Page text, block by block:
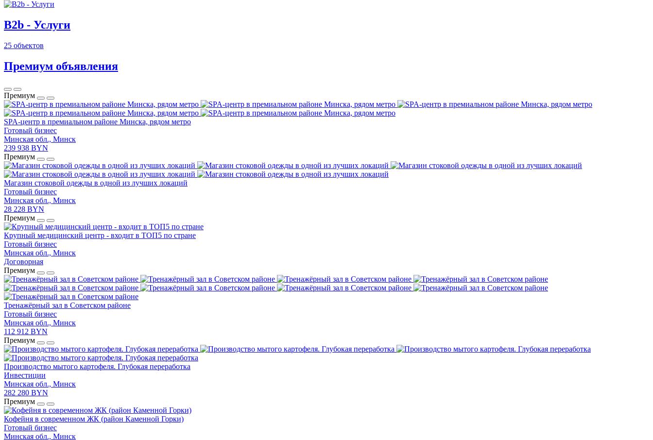
B2b - Услуги
25 объектов
Премиум объявления
Премиум
SPA-центр в премиальном районе Минска, рядом метро
Готовый бизнес
Минская обл., Минск
239 938 BYN
Премиум
Магазин стоковой одежды в одной из лучших локаций
Готовый бизнес
Минская обл., Минск
28 228 BYN
Премиум
Крупный медицинский центр - входит в ТОП5 по стране
Готовый бизнес
Минская обл., Минск
Договорная
Премиум
Тренажёрный зал в Советском районе
Готовый бизнес
Минская обл., Минск
112 912 BYN
Премиум
Производство мытого картофеля. Глубокая переработка
Инвестиции
Минская обл., Минск
282 280 BYN
Премиум
Кофейня в современном ЖК (район Каменной Горки)
Готовый бизнес
Минская обл., Минск